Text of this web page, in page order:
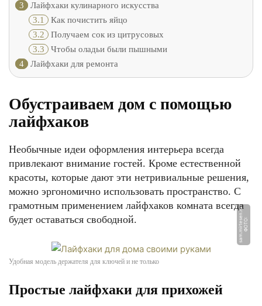
3
Лайфхаки кулинарного искусства
3.1 Как почистить яйцо
3.2 Получаем сок из цитрусовых
3.3 Чтобы оладьи были пышными
4
Лайфхаки для ремонта
Обустраиваем дом с помощью
лайфхаков
Необычные идеи оформления интерьера всегда
привлекают внимание гостей. Кроме естественной
красоты, которые дают эти нетривиальные решения,
можно эргономично использовать пространство. С
грамотным применением лайфхаков комната всегда
будет оставаться свободной.
Ф
О
Т
О:
s
a
m.
mi
r
t
e
s
e
n.
r
u
Удобная модель держателя для ключей и не только
Простые лайфхаки для прихожей